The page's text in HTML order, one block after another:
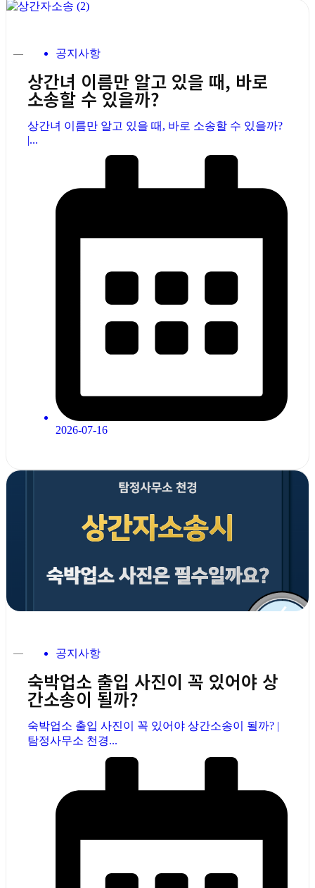
공지사항
상간녀 이름만 알고 있을 때, 바로
소송할 수 있을까?
상간녀 이름만 알고 있을 때, 바로 소송할 수 있을까?
|...
2026-07-16
공지사항
숙박업소 출입 사진이 꼭 있어야 상
간소송이 될까?
숙박업소 출입 사진이 꼭 있어야 상간소송이 될까? |
탐정사무소 천경...